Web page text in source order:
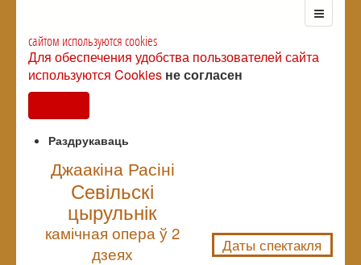
сайтом используются cookies
Для обеспечения удобства пользователей сайта
используются Cookies не согласен
Раздрукаваць
Джаакіна Расіні
Севільскі
цырульнік
камічная опера ў 2
дзеях
Даты спектакля